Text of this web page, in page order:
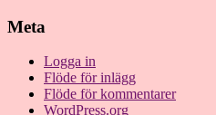
Meta
Logga in
Flöde för inlägg
Flöde för kommentarer
WordPress.org